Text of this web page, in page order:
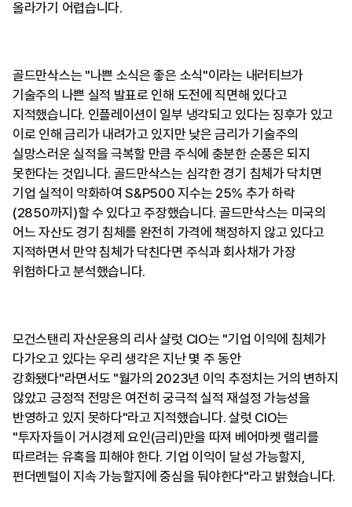
올라가기 어렵습니다.
골드만삭스는 "나쁜 소식은 좋은 소식"이라는 내러티브가
기술주의 나쁜 실적 발표로 인해 도전에 직면해 있다고
지적했습니다. 인플레이션이 일부 냉각되고 있다는 징후가 있고
이로 인해 금리가 내려가고 있지만 낮은 금리가 기술주의
실망스러운 실적을 극복할 만큼 주식에 충분한 순풍은 되지
못한다는 것입니다. 골드만삭스는 심각한 경기 침체가 닥치면
기업 실적이 악화하여 S&P500 지수는 25% 추가 하락
(2850까지)할 수 있다고 주장했습니다. 골드만삭스는 미국의
어느 자산도 경기 침체를 완전히 가격에 책정하지 않고 있다고
지적하면서 만약 침체가 닥친다면 주식과 회사채가 가장
위험하다고 분석했습니다.
모건스탠리 자산운용의 리사 샬럿 CIO는 "기업 이익에 침체가
다가오고 있다는 우리 생각은 지난 몇 주 동안
강화됐다"라면서도 "월가의 2023년 이익 추정치는 거의 변하지
않았고 긍정적 전망은 여전히 궁극적 실적 재설정 가능성을
반영하고 있지 못하다"라고 지적했습니다. 살럿 CIO는
"투자자들이 거시경제 요인(금리)만을 따져 베어마켓 랠리를
따르려는 유혹을 피해야 한다. 기업 이익이 달성 가능할지,
펀더멘털이 지속 가능할지에 중심을 둬야한다"라고 밝혔습니다.